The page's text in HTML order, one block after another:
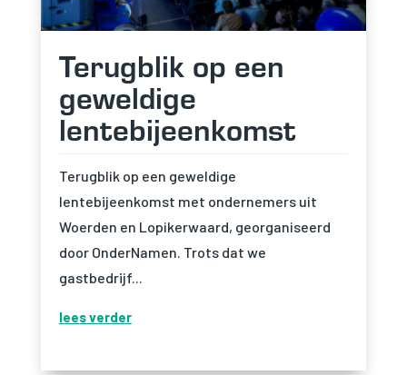
Terugblik op een
geweldige
lentebijeenkomst
Terugblik op een geweldige
lentebijeenkomst met ondernemers uit
Woerden en Lopikerwaard, georganiseerd
door OnderNamen. Trots dat we
gastbedrijf...
lees verder